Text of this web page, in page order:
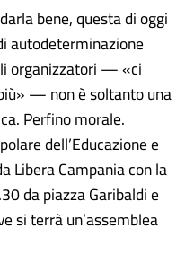
bene, questa di oggi
autodeterminazione
organizzatori — «ci
— non è soltanto una
Perfino morale.
dell’Educazione e
Libera Campania con la
da piazza Garibaldi e
si terrà un’assemblea